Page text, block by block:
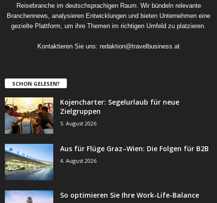
Reisebranche im deutschsprachigen Raum. Wir bündeln relevante
Branchennews, analysieren Entwicklungen und bieten Unternehmen eine
gezielte Plattform, um ihre Themen im richtigen Umfeld zu platzieren.
Kontaktieren Sie uns: redaktion@travelbusiness.at
SCHON GELESEN?
Kojencharter: Segelurlaub für neue
Zielgruppen
5. August 2026
Aus für Flüge Graz–Wien: Die Folgen für B2B
4. August 2026
So optimieren Sie Ihre Work-Life-Balance